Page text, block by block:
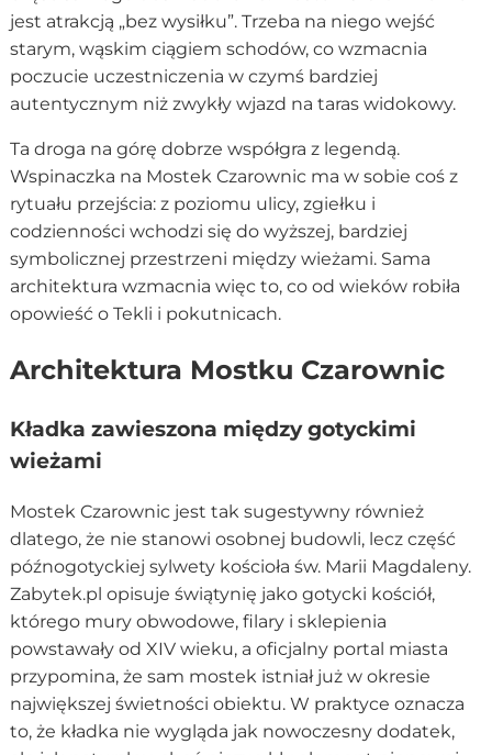
jest atrakcją „bez wysiłku”. Trzeba na niego wejść
starym, wąskim ciągiem schodów, co wzmacnia
poczucie uczestniczenia w czymś bardziej
autentycznym niż zwykły wjazd na taras widokowy.
Ta droga na górę dobrze współgra z legendą.
Wspinaczka na Mostek Czarownic ma w sobie coś z
rytuału przejścia: z poziomu ulicy, zgiełku i
codzienności wchodzi się do wyższej, bardziej
symbolicznej przestrzeni między wieżami. Sama
architektura wzmacnia więc to, co od wieków robiła
opowieść o Tekli i pokutnicach.
Architektura Mostku Czarownic
Kładka zawieszona między gotyckimi
wieżami
Mostek Czarownic jest tak sugestywny również
dlatego, że nie stanowi osobnej budowli, lecz część
późnogotyckiej sylwety kościoła św. Marii Magdaleny.
Zabytek.pl opisuje świątynię jako gotycki kościół,
którego mury obwodowe, filary i sklepienia
powstawały od XIV wieku, a oficjalny portal miasta
przypomina, że sam mostek istniał już w okresie
największej świetności obiektu. W praktyce oznacza
to, że kładka nie wygląda jak nowoczesny dodatek,